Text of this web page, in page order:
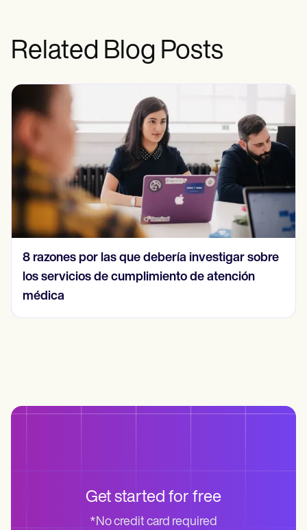
Related Blog Posts
8 razones por las que debería investigar sobre
los servicios de cumplimiento de atención
médica
Get started for free
*No credit card required